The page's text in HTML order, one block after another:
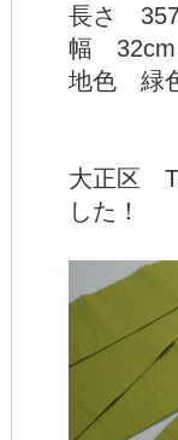
長さ
幅 32cm
地色 緑
大正区
した！